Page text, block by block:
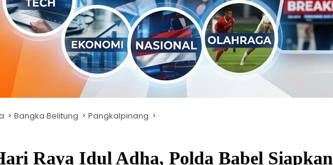
Bangka Belitung Pangkalpinang
Raya Idul Adha, Polda Babel Siapkan